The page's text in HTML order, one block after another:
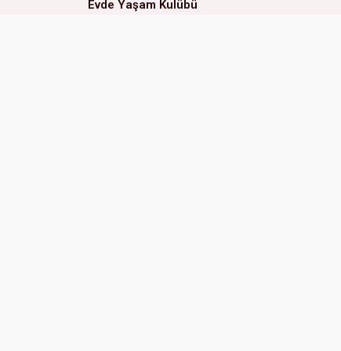
Evde Yaşam Kulübü